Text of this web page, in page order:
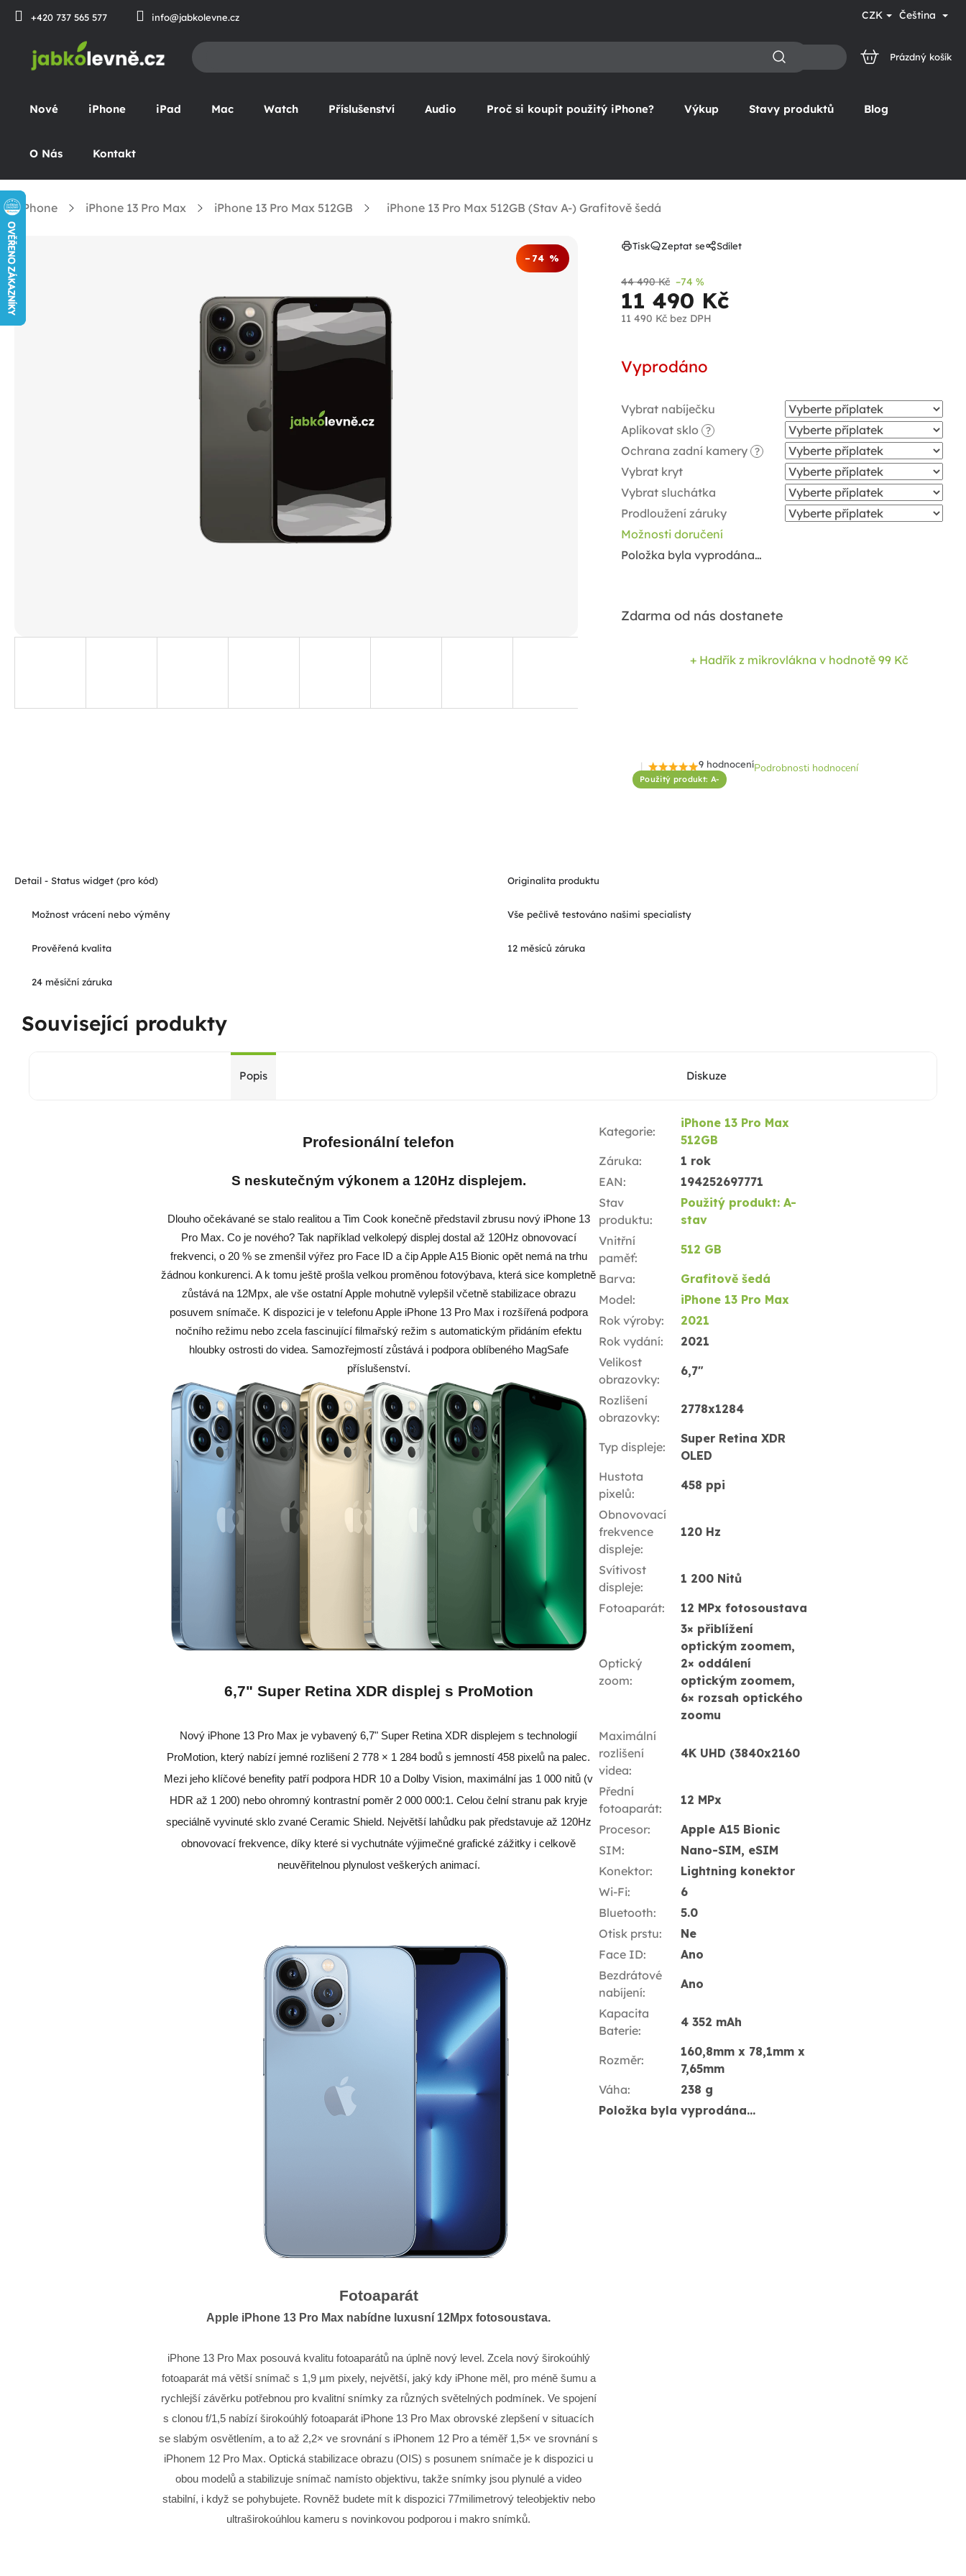
Přejít
+420 737 565 577 info@jabkolevne.cz CZK Čeština
NÁKUPNÍ
Prázdný košík
Nové iPhone iPad Mac Watch Příslušenství Audio Proč si koupit použitý iPhone? Výkup Stavy produktů Blog
O Nás Kontakt
iPhone iPhone 13 Pro Max iPhone 13 Pro Max 512GB iPhone 13 Pro Max 512GB (Stav A-) Grafitově šedá
Použitý produkt: A-
Průměrné
hodnocení
9 hodnoceníPodrobnosti hodnocení
–74 %
44 490 Kč –74 %
11 490 Kč
11 490 Kč bez DPH
cena:
Vyprodáno
Vybrat nabíječku
Aplikovat sklo
?
Ochrana zadní kamery ?
Vybrat kryt
Vybrat sluchátka
Prodloužení záruky
Možnosti doručení
Položka byla vyprodána…
Zdarma od nás dostanete
+ Hadřík z mikrovlákna v hodnotě 99 Kč
Tisk Zeptat se Sdílet
Detail - Status widget (pro kód) Originalita produktu
Možnost vrácení nebo výměny Vše pečlivě testováno našimi specialisty
Prověřená kvalita 12 měsíců záruka
24 měsíční záruka
Související produkty
Popis Diskuze
Profesionální telefon
S neskutečným výkonem a 120Hz displejem.
Dlouho očekávané se stalo realitou a Tim Cook konečně představil zbrusu nový iPhone 13
Pro Max. Co je nového? Tak například velkolepý displej dostal až 120Hz obnovovací
frekvenci, o 20 % se zmenšil výřez pro Face ID a čip Apple A15 Bionic opět nemá na trhu
žádnou konkurenci. A k tomu ještě prošla velkou proměnou fotovýbava, která sice kompletně
zůstává na 12Mpx, ale vše ostatní Apple mohutně vylepšil včetně stabilizace obrazu
posuvem snímače. K dispozici je v telefonu Apple iPhone 13 Pro Max i rozšířená podpora
nočního režimu nebo zcela fascinující filmařský režim s automatickým přidáním efektu
hloubky ostrosti do videa. Samozřejmostí zůstává i podpora oblíbeného MagSafe
příslušenství.
6,7" Super Retina XDR displej s ProMotion
Nový iPhone 13 Pro Max je vybavený 6,7" Super Retina XDR displejem s technologií
ProMotion, který nabízí jemné rozlišení 2 778 × 1 284 bodů s jemností 458 pixelů na palec.
Mezi jeho klíčové benefity patří podpora HDR 10 a Dolby Vision, maximální jas 1 000 nitů (v
HDR až 1 200) nebo ohromný kontrastní poměr 2 000 000:1. Celou čelní stranu pak kryje
speciálně vyvinuté sklo zvané Ceramic Shield. Největší lahůdku pak představuje až 120Hz
obnovovací frekvence, díky které si vychutnáte výjimečné grafické zážitky i celkově
neuvěřitelnou plynulost veškerých animací.
Fotoaparát
Apple iPhone 13 Pro Max nabídne luxusní 12Mpx fotosoustava.
iPhone 13 Pro Max posouvá kvalitu fotoaparátů na úplně nový level. Zcela nový širokoúhlý
fotoaparát má větší snímač s 1,9 µm pixely, největší, jaký kdy iPhone měl, pro méně šumu a
rychlejší závěrku potřebnou pro kvalitní snímky za různých světelných podmínek. Ve spojení
s clonou f/1,5 nabízí širokoúhlý fotoaparát iPhone 13 Pro Max obrovské zlepšení v situacích
se slabým osvětlením, a to až 2,2× ve srovnání s iPhonem 12 Pro a téměř 1,5× ve srovnání s
iPhonem 12 Pro Max. Optická stabilizace obrazu (OIS) s posunem snímače je k dispozici u
obou modelů a stabilizuje snímač namísto objektivu, takže snímky jsou plynulé a video
stabilní, i když se pohybujete. Rovněž budete mít k dispozici 77milimetrový teleobjektiv nebo
ultraširokoúhlou kameru s novinkovou podporou i makro snímků.
Kategorie:
iPhone 13 Pro Max
512GB
Záruka:
1 rok
EAN:
194252697771
Stav
produktu:
Použitý produkt: A-
stav
Vnitřní
paměť:
512 GB
Barva:
Grafitově šedá
Model:
iPhone 13 Pro Max
Rok výroby:
2021
Rok vydání:
2021
Velikost
obrazovky:
6,7"
Rozlišení
obrazovky:
2778x1284
Typ displeje:
Super Retina XDR
OLED
Hustota
pixelů:
458 ppi
Obnovovací
frekvence
displeje:
120 Hz
Svítivost
displeje:
1 200 Nitů
Fotoaparát: 12 MPx fotosoustava
Optický
zoom:
3× přiblížení
optickým zoomem,
2× oddálení
optickým zoomem,
6× rozsah optického
zoomu
Maximální
rozlišení
videa:
4K UHD (3840x2160
Přední
fotoaparát:
12 MPx
Procesor:
Apple A15 Bionic
SIM:
Nano-SIM, eSIM
Konektor:
Lightning konektor
Wi-Fi:
6
Bluetooth:
5.0
Otisk prstu:
Ne
Face ID:
Ano
Bezdrátové
nabíjení:
Ano
Kapacita
Baterie:
4 352 mAh
Rozměr:
160,8mm x 78,1mm x
7,65mm
Váha:
238 g
Položka byla vyprodána…